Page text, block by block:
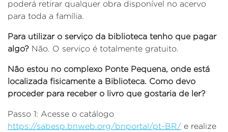
poderá retirar qualquer obra disponível no acervo
para toda a família.
Para utilizar o serviço da biblioteca tenho que pagar
algo? Não. O serviço é totalmente gratuito.
Não estou no complexo Ponte Pequena, onde está
localizada fisicamente a Biblioteca. Como devo
proceder para receber o livro que gostaria de ler?
Passo 1: Acesse o catálogo
https://sabesp.bnweb.org/bnportal/pt-BR/ e realize